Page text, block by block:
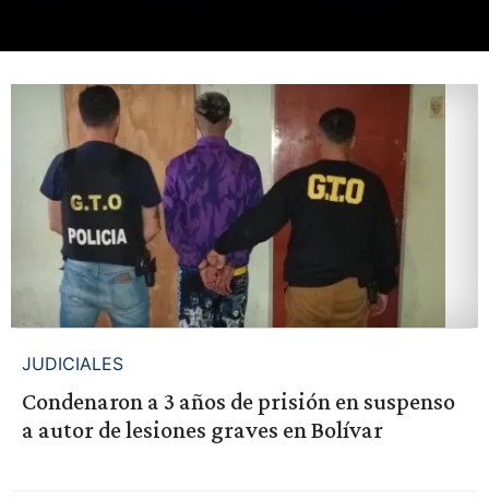
JUDICIALES
Condenaron a 3 años de prisión en suspenso
a autor de lesiones graves en Bolívar